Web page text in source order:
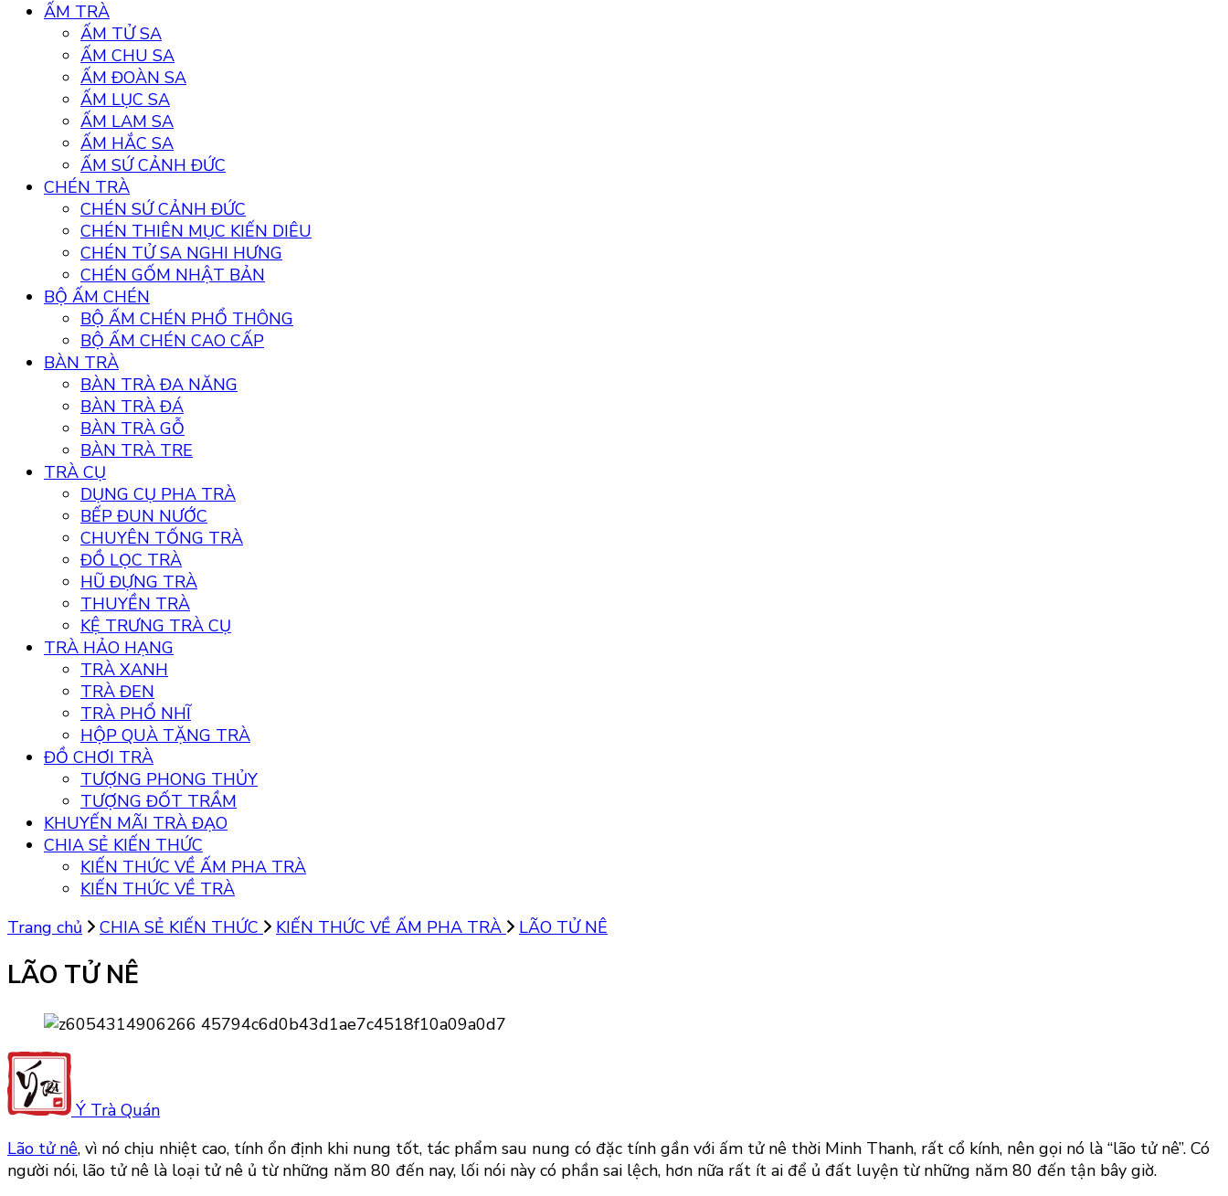
ẤM TRÀ
ẤM TỬ SA
ẤM CHU SA
ẤM ĐOÀN SA
ẤM LỤC SA
ẤM LAM SA
ẤM HẮC SA
ẤM SỨ CẢNH ĐỨC
CHÉN TRÀ
CHÉN SỨ CẢNH ĐỨC
CHÉN THIÊN MỤC KIẾN DIÊU
CHÉN TỬ SA NGHI HƯNG
CHÉN GỐM NHẬT BẢN
BỘ ẤM CHÉN
BỘ ẤM CHÉN PHỔ THÔNG
BỘ ẤM CHÉN CAO CẤP
BÀN TRÀ
BÀN TRÀ ĐA NĂNG
BÀN TRÀ ĐÁ
BÀN TRÀ GỖ
BÀN TRÀ TRE
TRÀ CỤ
DỤNG CỤ PHA TRÀ
BẾP ĐUN NƯỚC
CHUYÊN TỐNG TRÀ
ĐỒ LỌC TRÀ
HŨ ĐỰNG TRÀ
THUYỀN TRÀ
KỆ TRƯNG TRÀ CỤ
TRÀ HẢO HẠNG
TRÀ XANH
TRÀ ĐEN
TRÀ PHỔ NHĨ
HỘP QUÀ TẶNG TRÀ
ĐỒ CHƠI TRÀ
TƯỢNG PHONG THỦY
TƯỢNG ĐỐT TRẦM
KHUYẾN MÃI TRÀ ĐẠO
CHIA SẺ KIẾN THỨC
KIẾN THỨC VỀ ẤM PHA TRÀ
KIẾN THỨC VỀ TRÀ
Trang chủ
CHIA SẺ KIẾN THỨC KIẾN THỨC VỀ ẤM PHA TRÀ LÃO TỬ NÊ
LÃO TỬ NÊ
Ý Trà Quán
Lão tử nê, vì nó chịu nhiệt cao, tính ổn định khi nung tốt, tác phẩm sau nung có đặc tính gần với ấm tử nê thời Minh Thanh, rất cổ kính, nên gọi nó là “lão tử nê”. Có
người nói, lão tử nê là loại tử nê ủ từ những năm 80 đến nay, lối nói này có phần sai lệch, hơn nữa rất ít ai để ủ đất luyện từ những năm 80 đến tận bây giờ.